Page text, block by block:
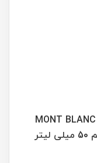
رول ضد تعریق پلی هات مومنت مدل MONT BLANC